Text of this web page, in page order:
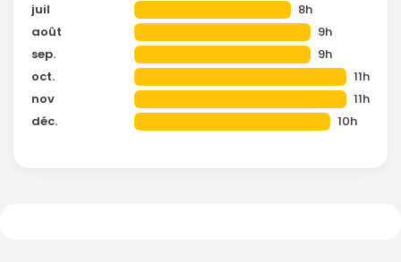
juil
8h
août
9h
sep.
9h
oct.
11h
nov
11h
déc.
10h